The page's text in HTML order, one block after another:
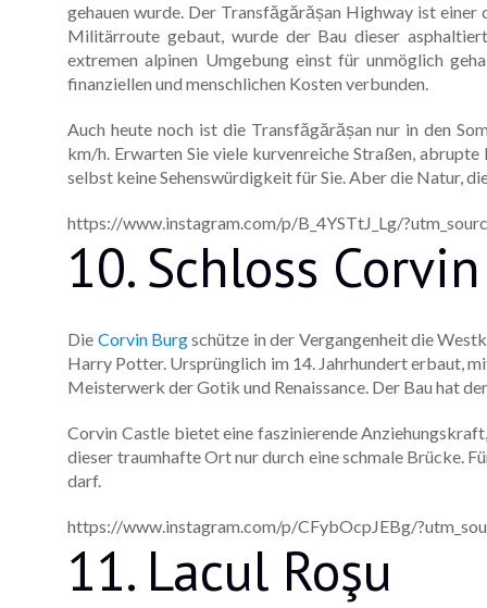
gehauen wurde. Der Transfăgărășan Highway ist
Militärroute gebaut, wurde der Bau dieser
extremen alpinen Umgebung einst für unmöglich
finanziellen und menschlichen Kosten verbunden.
Auch heute noch ist die Transfăgărășan nur in den
km/h. Erwarten Sie viele kurvenreiche Straßen,
selbst keine Sehenswürdigkeit für Sie. Aber die Natur,
https://www.instagram.com/p/B_4YSTtJ_Lg/
10. Schloss Corvin
Die Corvin Burgschütze in der Vergangenheit die
Harry Potter. Ursprünglich im 14. Jahrhundert erbaut,
Meisterwerk der Gotik und Renaissance. Der Bau hat
Corvin Castle bietet eine faszinierende
dieser traumhafte Ort nur durch eine schmale Brücke.
darf.
https://www.instagram.com/p/CFybOcpJEBg/
11. Lacul Roşu